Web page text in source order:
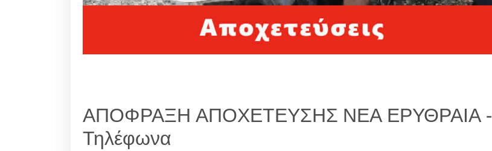
ΑΠΟΦΡΑΞΗ ΑΠΟΧΕΤΕΥΣΗΣ ΝΕΑ ΕΡΥΘΡΑΙΑ -
Τηλέφωνα